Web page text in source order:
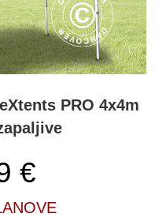
PRO 4x4m
€